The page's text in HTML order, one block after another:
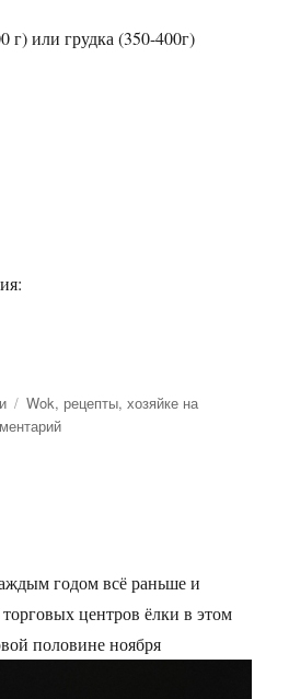
г) или грудка (350-400г)
Метки
Wok, рецепты,хозяйке на
годом всё раньше и
центров ёлки в этом
половине ноября